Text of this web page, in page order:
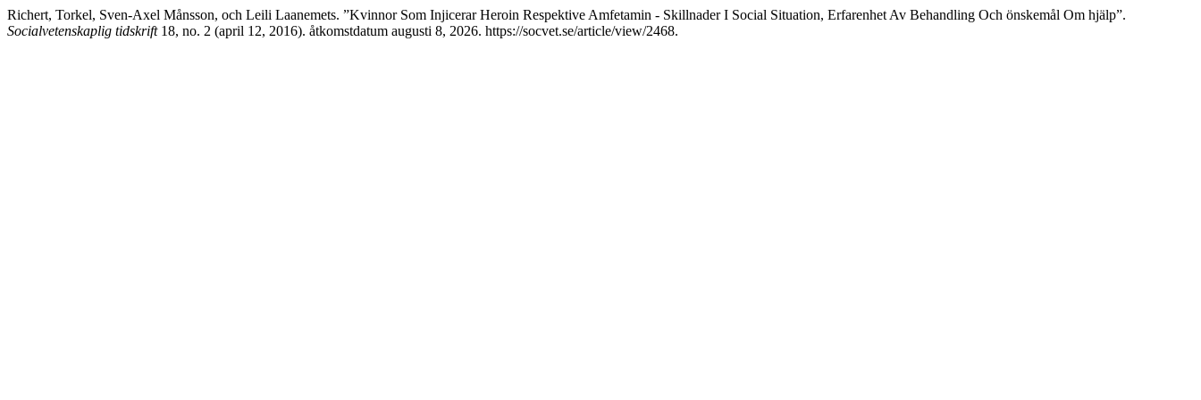
Richert, Torkel, Sven-Axel Månsson, och Leili Laanemets. ”Kvinnor Som Injicerar Heroin Respektive Amfetamin - Skillnader I Social Situation, Erfarenhet Av Behandling Och önskemål Om hjälp”.
Socialvetenskaplig tidskrift18, no. 2 (april 12, 2016). åtkomstdatum augusti 8, 2026. https://socvet.se/article/view/2468.